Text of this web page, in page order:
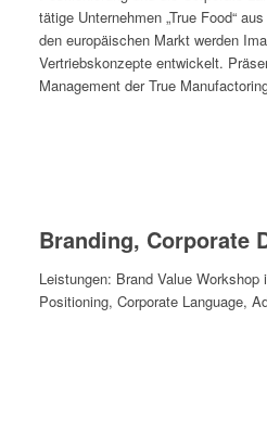
tätige Unternehmen „True Food“
den europäischen Markt werden
Vertriebskonzepte entwickelt.
Management der True
Branding, Corporate
Leistungen: Brand Value
Positioning, Corporate Language,